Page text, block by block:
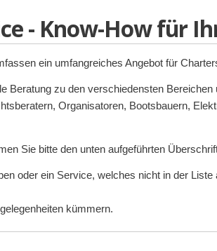
- Know-How für
ein umfangreiches Angebot für
Beratung zu den verschiedensten
Organisatoren, Bootsbauern,
Sie bitte den unten aufgeführten
oder ein Service, welches nicht in der
kümmern.